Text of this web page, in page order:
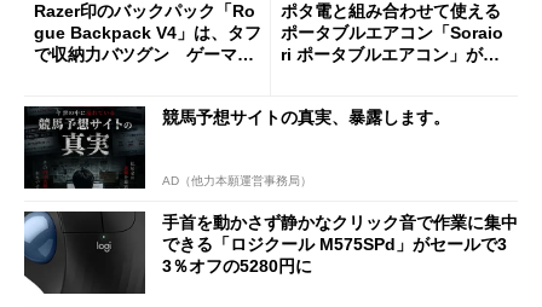
Razer印のバックパック「Ro
gue Backpack V4」は、タフ
で収納力バツグン ゲーマー
ポタ電と組み合わせて使える
ポータブルエアコン「Soraio
ri ポータブルエアコン」がセ
競馬予想サイトの真実、暴露します。
AD（他力本願運営事務局）
手首を動かさず静かなクリック音で作業に集中
できる「ロジクール M575SPd」がセールで3
3％オフの5280円に